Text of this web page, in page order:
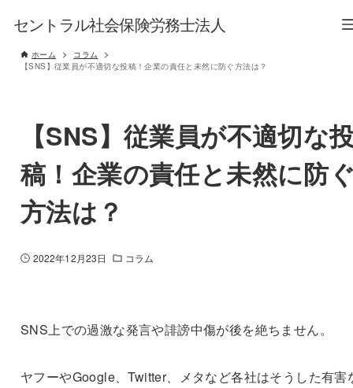
セントラル社会保険労務士法人
ホーム
コラム
【SNS】従業員が不適切な投稿！企業の責任と未然に防ぐ方法は？
【SNS】従業員が不適切な
稿！企業の責任と未然に防
方法は？
2022年12月23日 コラム
SNS上での過激な発言や誹謗中傷が後を絶ちません。
ヤフーやGoogle、Twitter、メタなど各社はそうした有害